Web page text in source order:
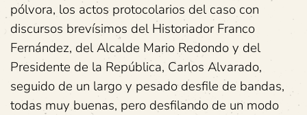
pólvora, los actos protocolarios del caso con
discursos brevísimos del Historiador Franco
Fernández, del Alcalde Mario Redondo y del
Presidente de la República, Carlos Alvarado,
seguido de un largo y pesado desfile de bandas,
todas muy buenas, pero desfilando de un modo